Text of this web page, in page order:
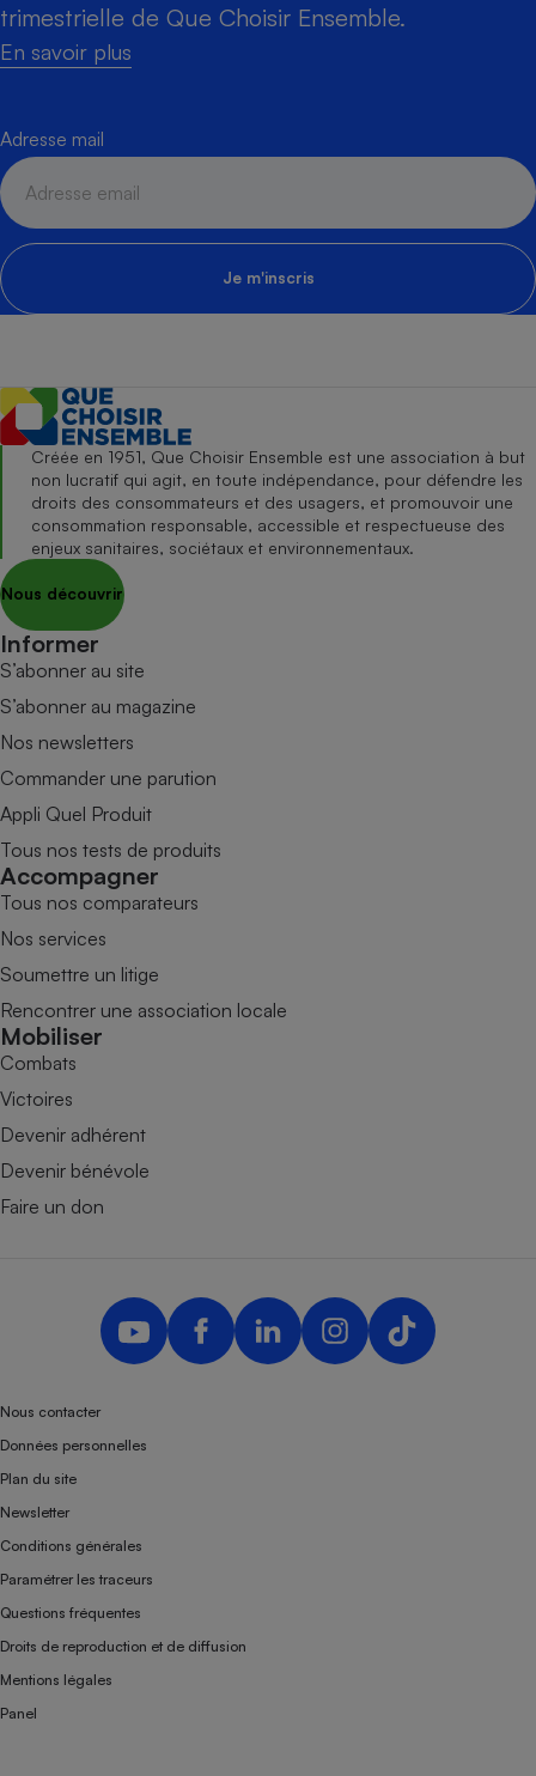
trimestrielle de Que Choisir Ensemble.
En savoir plus
Adresse mail
Je m'inscris
Créée en 1951, Que Choisir Ensemble est une association à but
non lucratif qui agit, en toute indépendance, pour défendre les
droits des consommateurs et des usagers, et promouvoir une
consommation responsable, accessible et respectueuse des
enjeux sanitaires, sociétaux et environnementaux.
Nous découvrir
Informer
S’abonner au site
S’abonner au magazine
Nos newsletters
Commander une parution
Appli Quel Produit
Tous nos tests de produits
Accompagner
Tous nos comparateurs
Nos services
Soumettre un litige
Rencontrer une association locale
Mobiliser
Combats
Victoires
Devenir adhérent
Devenir bénévole
Faire un don
Nous contacter
Données personnelles
Plan du site
Newsletter
Conditions générales
Paramétrer les traceurs
Questions fréquentes
Droits de reproduction et de diffusion
Mentions légales
Panel